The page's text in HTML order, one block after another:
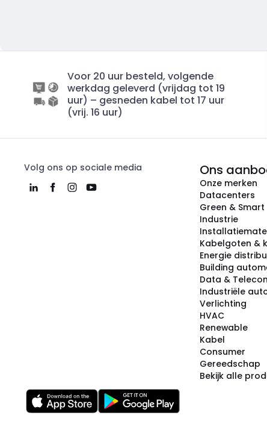
Voor 20 uur besteld, volgende
werkdag geleverd (vrijdag tot 19
uur) – gesneden kabel tot 17 uur
(vrij. 16 uur)
Volg ons op sociale media Ons
Onze merken
Datacenters
Green & Smart
Industrie
Kabelgoten &
Energie
Building
Data &
Industriële
Verlichting
HVAC
Renewable
Kabel
Consumer
Gereedschap
Bekijk alle